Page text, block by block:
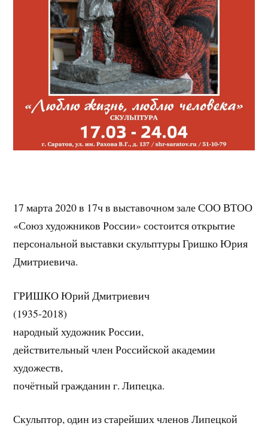
17 марта 2020 в 17ч в выставочном зале СОО ВТОО
«Союз художников России» состоится открытие
персональной выставки скульптуры Гришко Юрия
Дмитриевича.
ГРИШКО Юрий Дмитриевич
(1935-2018)
народный художник России,
действительный член Российской академии
художеств,
почётный гражданин г. Липецка.
Скульптор, один из старейших членов Липецкой